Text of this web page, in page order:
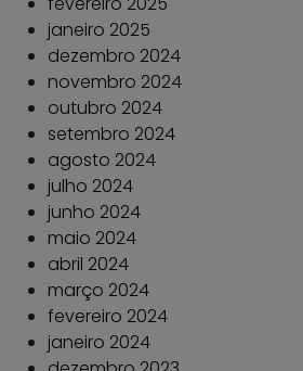
janeiro 2025
dezembro 2024
novembro 2024
outubro 2024
setembro 2024
agosto 2024
julho 2024
junho 2024
maio 2024
abril 2024
março 2024
fevereiro 2024
janeiro 2024